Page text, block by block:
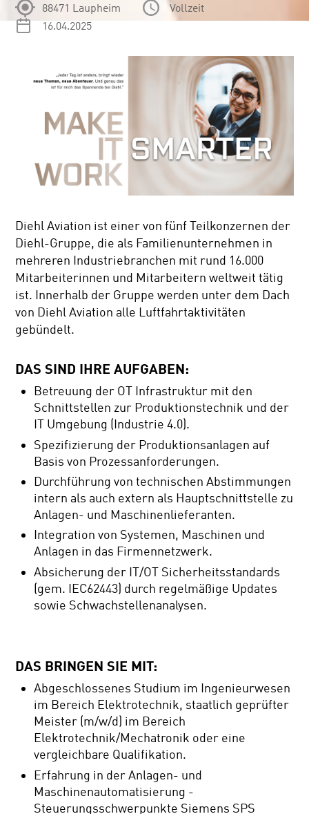
88471 Laupheim
Vollzeit
16.04.2025
Diehl Aviation ist einer von fünf Teilkonzernen der
Diehl-Gruppe, die als Familienunternehmen in
mehreren Industriebranchen mit rund 16.000
Mitarbeiterinnen und Mitarbeitern weltweit tätig
ist. Innerhalb der Gruppe werden unter dem Dach
von Diehl Aviation alle Luftfahrtaktivitäten
gebündelt.
DAS SIND IHRE AUFGABEN:
Betreuung der OT Infrastruktur mit den
Schnittstellen zur Produktionstechnik und der
IT Umgebung (Industrie 4.0).
Spezifizierung der Produktionsanlagen auf
Basis von Prozessanforderungen.
Durchführung von technischen Abstimmungen
intern als auch extern als Hauptschnittstelle zu
Anlagen- und Maschinenlieferanten.
Integration von Systemen, Maschinen und
Anlagen in das Firmennetzwerk.
Absicherung der IT/OT Sicherheitsstandards
(gem. IEC62443) durch regelmäßige Updates
sowie Schwachstellenanalysen.
DAS BRINGEN SIE MIT:
Abgeschlossenes Studium im Ingenieurwesen
im Bereich Elektrotechnik, staatlich geprüfter
Meister (m/w/d) im Bereich
Elektrotechnik/Mechatronik oder eine
vergleichbare Qualifikation.
Erfahrung in der Anlagen- und
Maschinenautomatisierung -
Steuerungsschwerpunkte Siemens SPS